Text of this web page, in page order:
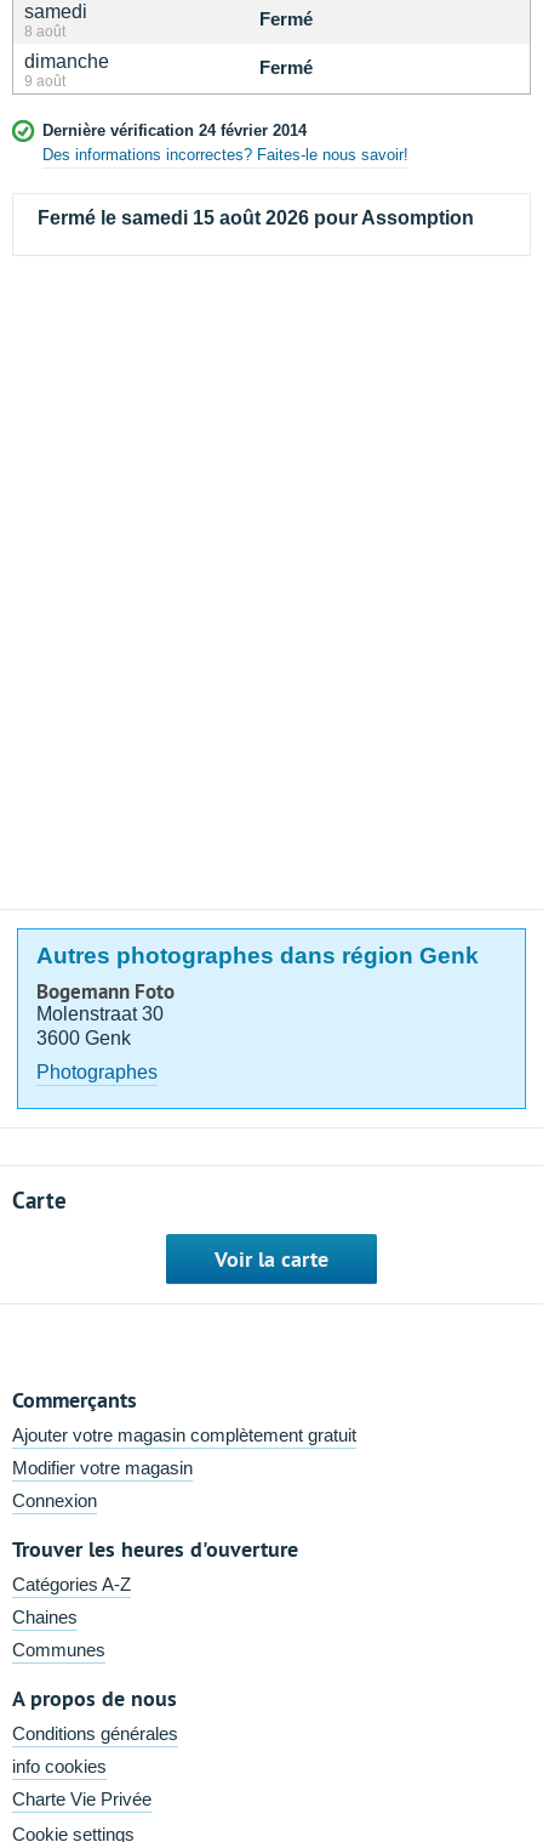
samedi
8 août
Fermé
dimanche
9 août
Fermé
Dernière vérification 24 février 2014
Des informations incorrectes? Faites-le nous savoir!
Fermé le samedi 15 août 2026 pour Assomption
Autres photographes dans région Genk
Bogemann Foto
Molenstraat 30
3600 Genk
Photographes
Carte
Voir la carte
Commerçants
Ajouter votre magasin complètement gratuit
Modifier votre magasin
Connexion
Trouver les heures d'ouverture
Catégories A-Z
Chaines
Communes
A propos de nous
Conditions générales
info cookies
Charte Vie Privée
Cookie settings